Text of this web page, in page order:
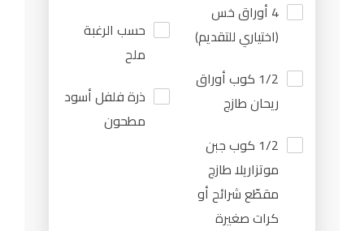
4 أوراق خس
(اختياري للتقديم)
1/2 كوب أوراق
ريحان طازج
1/2 كوب جبن
موتزاريلا طازج
مقطّع شرائح أو
كرات صغيرة
حسب الرغبة
ملح
ذرة فلفل أسود
مطحون